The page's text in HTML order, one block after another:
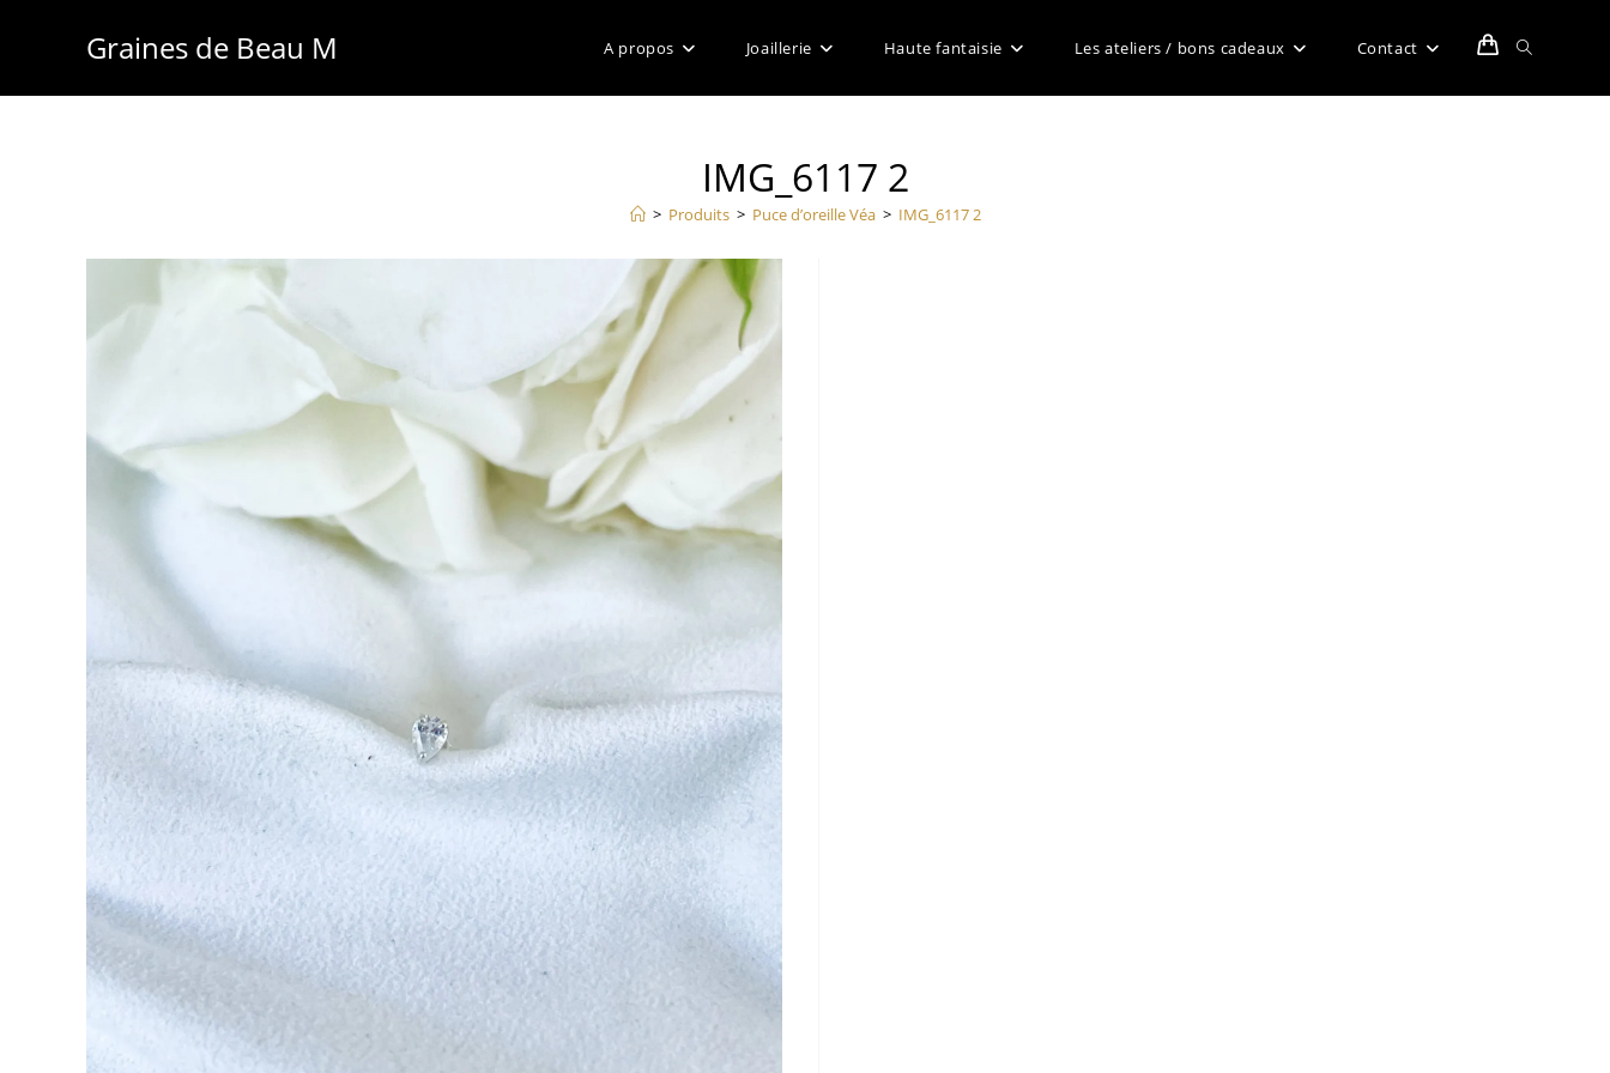
Graines de Beau M A propos Joaillerie Haute fantaisie Les ateliers / bons cadeaux Contact Toggle
IMG_6117 2
> Produits > Puce d’oreille Véa > IMG_6117 2